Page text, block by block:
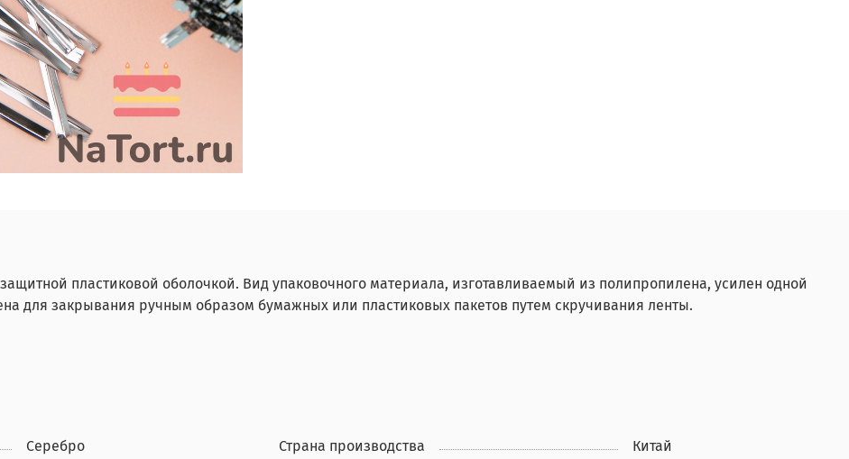
пластиковой оболочкой. Вид упаковочного материала, изготавливаемый из полипропилена, усилен одной
для закрывания ручным образом бумажных или пластиковых пакетов путем скручивания ленты.
Серебро Страна производства Китай